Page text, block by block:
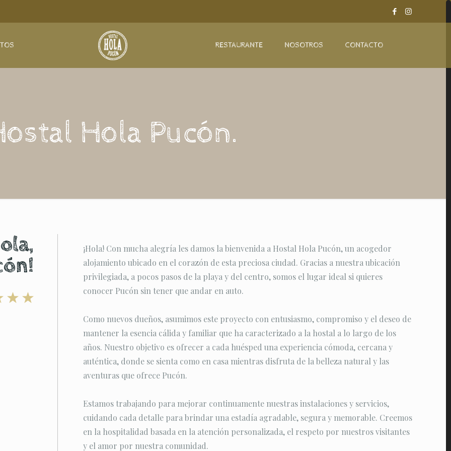
RESTAURANTE NOSOTROS CONTACTO
Hola Pucón.
¡Hola! Con mucha alegría les damos la bienvenida a Hostal Hola Pucón, un acogedor
alojamiento ubicado en el corazón de esta preciosa ciudad. Gracias a nuestra ubicación
privilegiada, a pocos pasos de la playa y del centro, somos el lugar ideal si quieres
conocer Pucón sin tener que andar en auto.
Como nuevos dueños, asumimos este proyecto con entusiasmo, compromiso y el deseo de
mantener la esencia cálida y familiar que ha caracterizado a la hostal a lo largo de los
años. Nuestro objetivo es ofrecer a cada huésped una experiencia cómoda, cercana y
auténtica, donde se sienta como en casa mientras disfruta de la belleza natural y las
aventuras que ofrece Pucón.
Estamos trabajando para mejorar continuamente nuestras instalaciones y servicios,
cuidando cada detalle para brindar una estadía agradable, segura y memorable. Creemos
en la hospitalidad basada en la atención personalizada, el respeto por nuestros visitantes
y el amor por nuestra comunidad.